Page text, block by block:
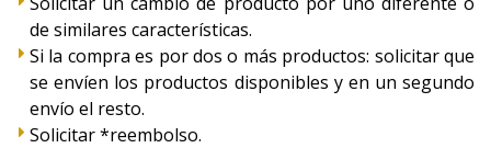
de similares características.
Si la compra es por dos o más productos: solicitar que
se envíen los productos disponibles y en un segundo
envío el resto.
Solicitar *reembolso.